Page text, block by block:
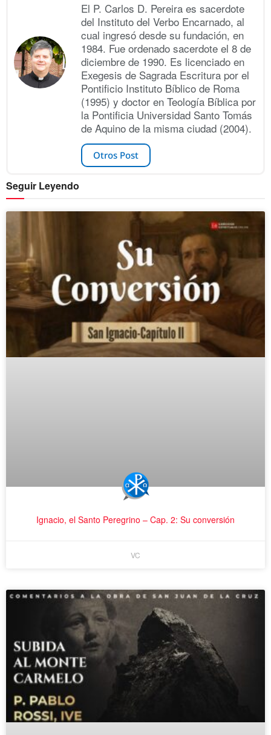
El P. Carlos D. Pereira es sacerdote
del Instituto del Verbo Encarnado, al
cual ingresó desde su fundación, en
1984. Fue ordenado sacerdote el 8 de
diciembre de 1990. Es licenciado en
Exegesis de Sagrada Escritura por el
Pontificio Instituto Bíblico de Roma
(1995) y doctor en Teología Bíblica por
la Pontificia Universidad Santo Tomás
de Aquino de la misma ciudad (2004).
Otros Post
Seguir Leyendo
Ignacio, el Santo Peregrino – Cap. 2: Su conversión
VC